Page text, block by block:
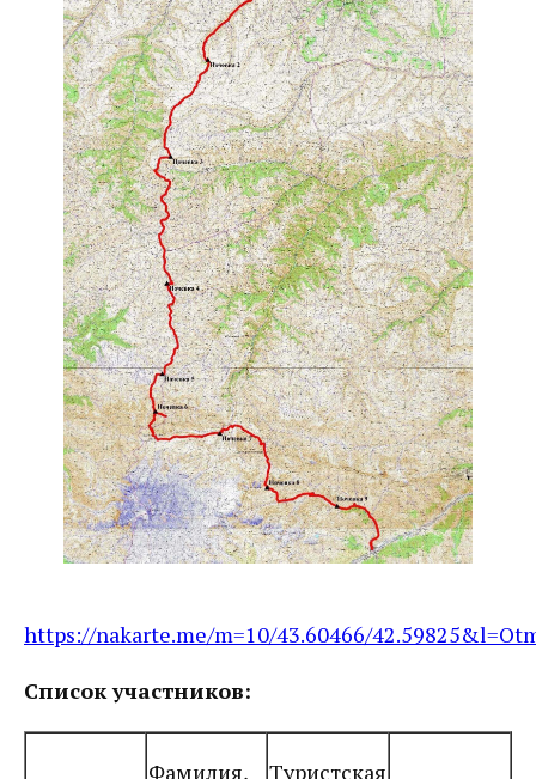
https://nakarte.me/m=10/43.60466/
Список участников:
Фамилия, Туристская